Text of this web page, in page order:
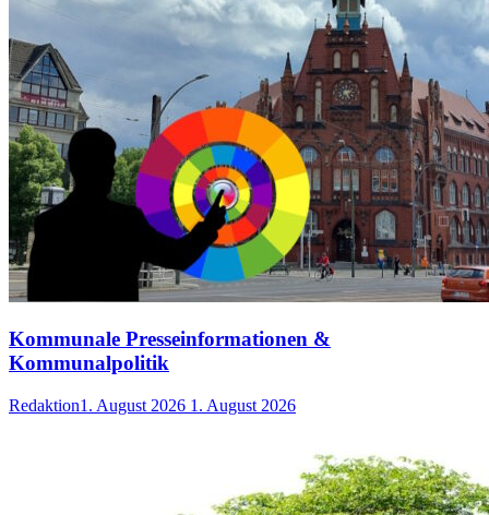
Kommunale Presseinformationen &
Kommunalpolitik
Redaktion1. August 2026 1. August 2026